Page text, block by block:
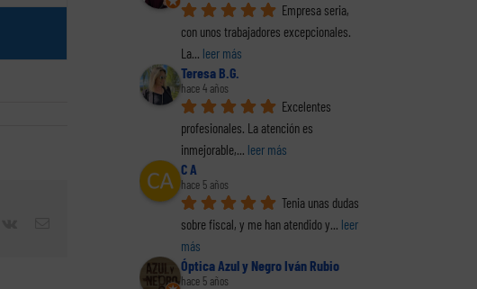
Empresa seria,
con unos trabajadores excepcionales.
La... leer más
Teresa B.G.
hace 4 años
Excelentes
profesionales. La atención es
inmejorable,... leer más
C A
hace 5 años
Tenia unas dudas
sobre fiscal, y me han atendido y... leer
más
Óptica Azul y Negro Iván Rubio
hace 5 años